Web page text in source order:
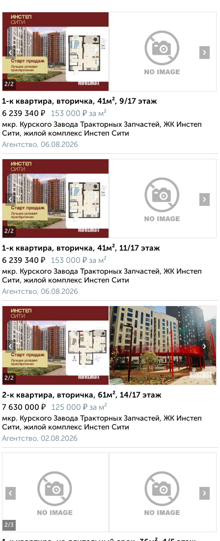
2/2
‹ ›
1-к квартира, вторичка, 41м², 9/17 этаж
6 239 340 ₽ 153 000 ₽ за м²
мкр. Курского Завода Тракторных Запчастей, ЖК Инстеп
Сити, жилой комплекс Инстеп Сити
Агентство, 06.08.2026
2/2
‹ ›
1-к квартира, вторичка, 41м², 11/17 этаж
6 239 340 ₽ 153 000 ₽ за м²
мкр. Курского Завода Тракторных Запчастей, ЖК Инстеп
Сити, жилой комплекс Инстеп Сити
Агентство, 06.08.2026
2/2
‹ ›
2-к квартира, вторичка, 61м², 14/17 этаж
7 630 000 ₽ 125 000 ₽ за м²
мкр. Курского Завода Тракторных Запчастей, ЖК Инстеп
Сити, жилой комплекс Инстеп Сити
Агентство, 02.08.2026
2/3
‹ ›